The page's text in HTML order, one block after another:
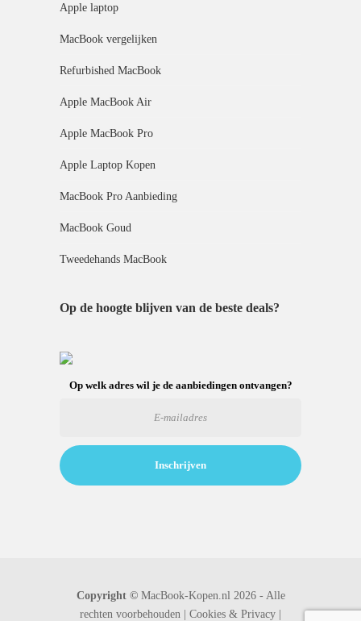
Apple laptop
MacBook vergelijken
Refurbished MacBook
Apple MacBook Air
Apple MacBook Pro
Apple Laptop Kopen
MacBook Pro Aanbieding
MacBook Goud
Tweedehands MacBook
Op de hoogte blijven van de beste deals?
Op welk adres wil je de aanbiedingen ontvangen?
Copyright ©MacBook-Kopen.nl 2026 - Alle
rechten voorbehouden | Cookies & Privacy |